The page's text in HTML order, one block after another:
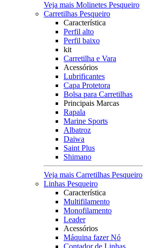
Veja mais Molinetes Pesqueiro
Carretilhas Pesqueiro
Característica
Perfil alto
Perfil baixo
kit
Carretilha e Vara
Acessórios
Lubrificantes
Capa Protetora
Bolsa para Carretilhas
Principais Marcas
Rapala
Marine Sports
Albatroz
Daiwa
Saint Plus
Shimano
Veja mais Carretilhas Pesqueiro
Linhas Pesqueiro
Característica
Multifilamento
Monofilamento
Leader
Acessórios
Máquina fazer Nó
Contador de Linhas